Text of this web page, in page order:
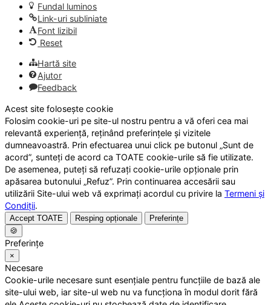
Fundal luminos
Link-uri subliniate
Font lizibil
Reset
Hartă site
Ajutor
Feedback
Acest site folosește cookie
Folosim cookie-uri pe site-ul nostru pentru a vă oferi cea mai
relevantă experiență, reținând preferințele și vizitele
dumneavoastră. Prin efectuarea unui click pe butonul „Sunt de
acord”, sunteți de acord ca TOATE cookie-urile să fie utilizate.
De asemenea, puteți să refuzați cookie-urile opționale prin
apăsarea butonului „Refuz”. Prin continuarea accesării sau
utilizării Site-ului web vă exprimați acordul cu privire la Termeni și
Condiții.
Accept TOATE Resping opționale
Preferințe
🍪
Preferințe
×
Necesare
Cookie-urile necesare sunt esențiale pentru funcțiile de bază ale
site-ului web, iar site-ul web nu va funcționa în modul dorit fără